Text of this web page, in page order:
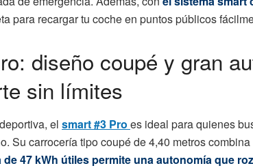
para recargar tu coche en puntos públicos
diseño coupé y gran
sin límites
el smart #3 Pro es ideal para quienes
Su carrocería tipo coupé de 4,40 metros
de 47 kWh útiles permite una autonomía que